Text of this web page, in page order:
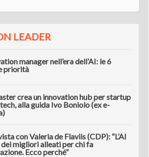
LEADER
manager nell’era dell’AI: le 6
priorità
crea un innovation hub per startup
alla guida Ivo Boniolo (ex e-
con Valeria de Flaviis (CDP): “L’AI
dei migliori alleati per chi fa
Ecco perché”